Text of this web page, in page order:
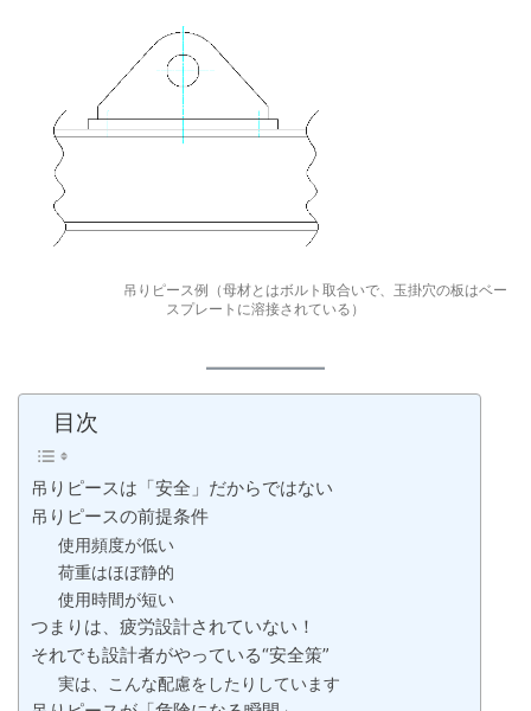
吊りピース例（母材とはボルト取合いで、玉掛穴の板はベー
スプレートに溶接されている）
目次
吊りピースは「安全」だからではない
吊りピースの前提条件
使用頻度が低い
荷重はほぼ静的
使用時間が短い
つまりは、疲労設計されていない！
それでも設計者がやっている“安全策”
実は、こんな配慮をしたりしています